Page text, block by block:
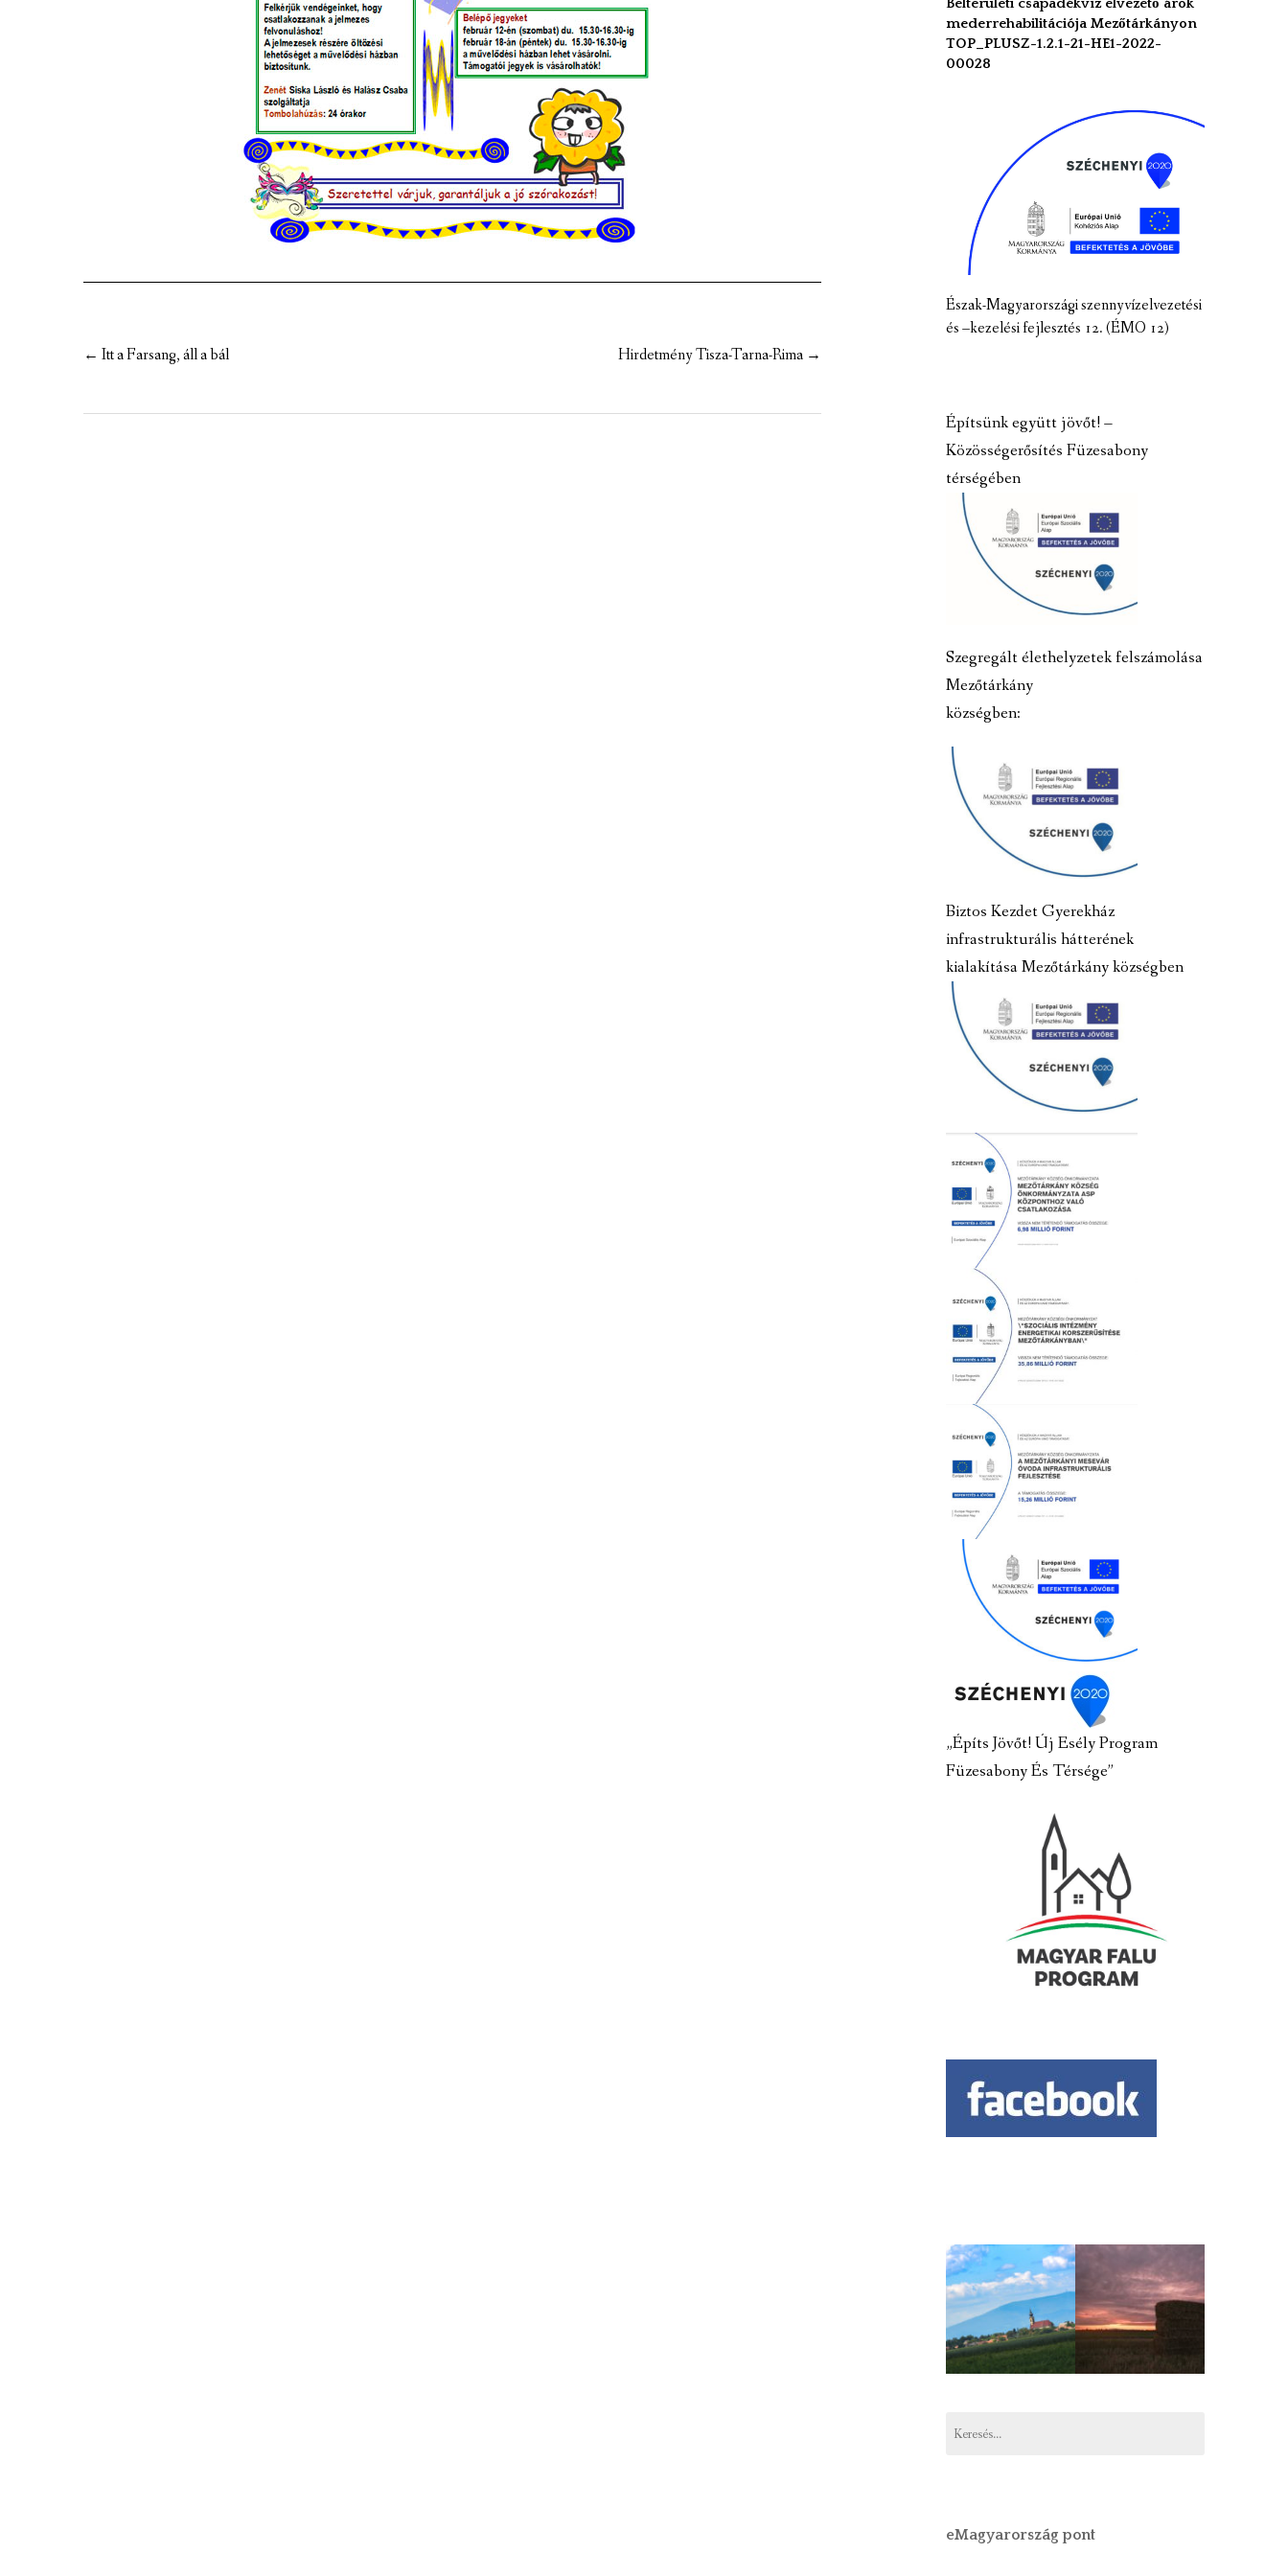
MEZÕTÁRKÁNYI ZSEBKALAUZ
MEZŐTÁRKÁNY KINCSE
MEZŐTÁRKÁNY ÉRTÉKEI
Post
← Itt a Farsang, áll a bál Hirdetmény Tisza-Tarna-Rima →
mederrehabilitációja Mezőtárkányon
TOP_PLUSZ-1.2.1-21-HE1-2022-
00028
Észak-Magyarországi szennyvízelvezetési
és –kezelési fejlesztés 12. (ÉMO 12)
Építsünk együtt jövőt! –
Közösségerősítés Füzesabony
térségében
Szegregált élethelyzetek felszámolása
Mezőtárkány
községben:
Biztos Kezdet Gyerekház
infrastrukturális hátterének
kialakítása Mezőtárkány községben
„Építs Jövőt! Új Esély Program
Füzesabony És Térsége”
eMagyarország pont